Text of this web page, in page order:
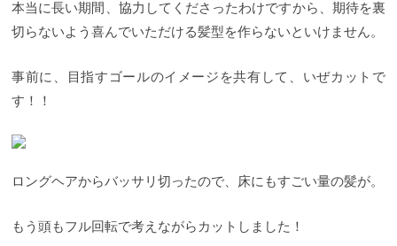
あるボブにしたり、くせ毛特有のスタイリングにし
たりすることが多いです。
ここで「くせ毛」を活か
したショートヘアやボブいくつかご紹介したいと思
Before 全体的に髪のうねりが気になるのと、ハイラ
イトを以前から定期的に入れているせいで毛先がダ
りカット。 ご自身でスタイリングもすごくしやすく
②①同様に襟足をタイトにすることで髪のくせがあ
本当に長い期間、協力してくださったわけですから、期待を裏
切らないよう喜んでいただける髪型を作らないといけません。
事前に、目指すゴールのイメージを共有して、いぜカットで
す！！
ロングヘアからバッサリ切ったので、床にもすごい量の髪が。
もう頭もフル回転で考えながらカットしました！